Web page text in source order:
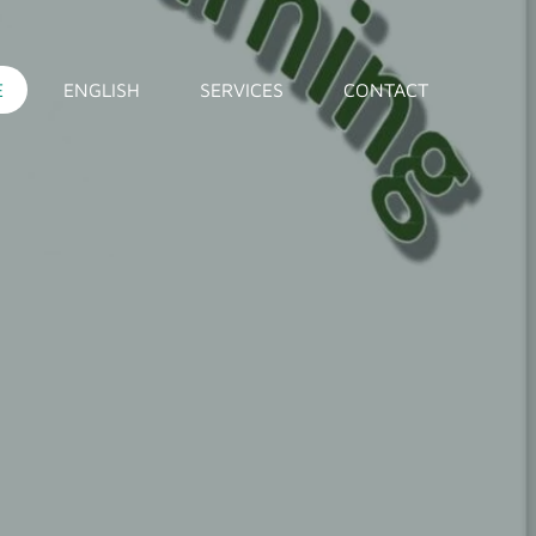
ENGLISH SERVICES CONTACT